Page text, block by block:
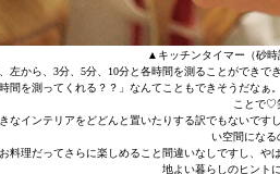
▲キッチンタイマー（砂時
左から、3分、5分、10分と各時間を測ることができ
間を測ってくれる？？」なんてこともできそうだな
ことで♡
なインテリアをどどんと置いたりする訳でもないです
い空間になる
料理だってさらに楽しめること間違いなしですし、
地よい暮らしのヒント